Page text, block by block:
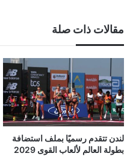
مقالات ذات صلة
لندن تتقدم رسميًا بملف استضافة
بطولة العالم لألعاب القوى 2029